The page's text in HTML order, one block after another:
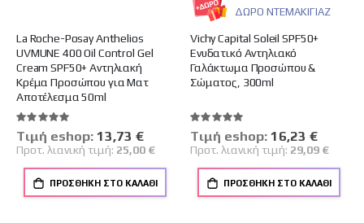
La Roche-Posay Anthelios
UVMUNE 400 Oil Control Gel
Cream SPF50+ Αντηλιακή
Κρέμα Προσώπου για Ματ
Αποτέλεσμα 50ml
Βαθμολογία:
100%
Tιμή eshop: Ειδική
Τιμή
13,73 €
Προτ. λιανική τιμή: 25,00 €
ΠΡΟΣΘΉΚΗ ΣΤΟ ΚΑΛΆΘΙ
Vichy Capital Soleil SPF50+
Ενυδατικό Αντηλιακό
Γαλάκτωμα Προσώπου &
Σώματος, 300ml
ΔΩΡΟ ΝΤΕΜΑΚΙΓΙΑΖ
Βαθμολογία:
100%
Tιμή eshop: Ειδική
Τιμή
16,23 €
Προτ. λιανική τιμή: 29,09 €
ΠΡΟΣΘΉΚΗ ΣΤΟ ΚΑΛΆΘΙ